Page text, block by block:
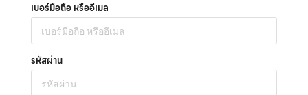
เบอร์มือถือ หรืออีเมล
รหัสผ่าน